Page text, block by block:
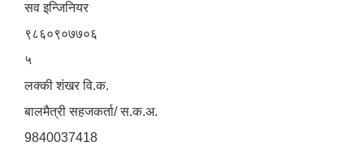
सव इन्जिनियर
९८६०९०७७०६
५
लक्की शंखर वि.क.
बालमैत्री सहजकर्ता/ स.क.अ.
9840037418